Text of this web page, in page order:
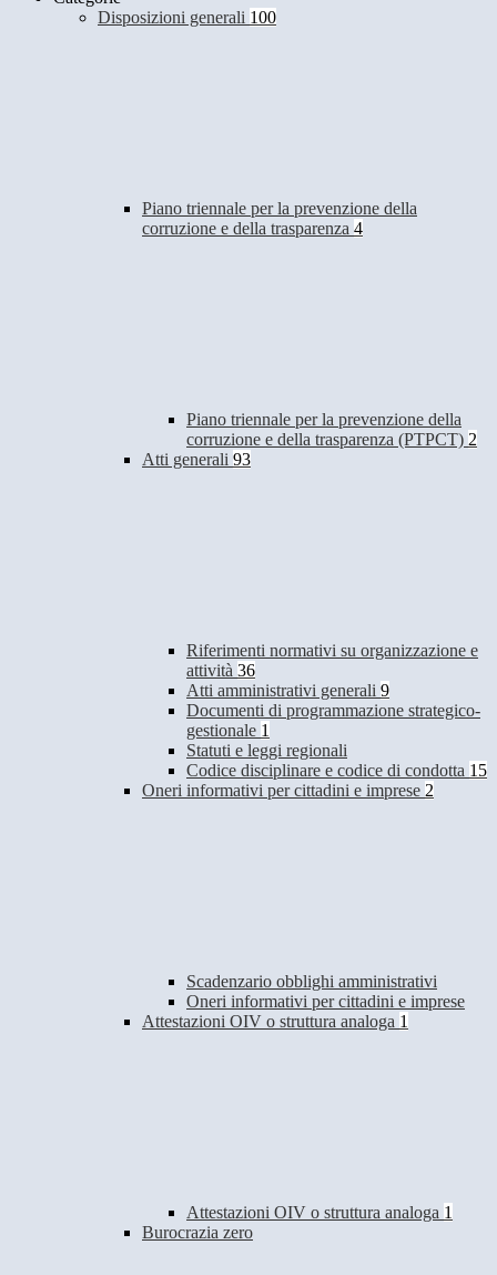
Disposizioni generali 100
Piano triennale per la prevenzione della
corruzione e della trasparenza 4
Piano triennale per la prevenzione della
corruzione e della trasparenza (PTPCT) 2
Atti generali 93
Riferimenti normativi su organizzazione e
attività 36
Atti amministrativi generali 9
Documenti di programmazione strategico-
gestionale 1
Statuti e leggi regionali
Codice disciplinare e codice di condotta 15
Oneri informativi per cittadini e imprese 2
Scadenzario obblighi amministrativi
Oneri informativi per cittadini e imprese
Attestazioni OIV o struttura analoga 1
Attestazioni OIV o struttura analoga 1
Burocrazia zero